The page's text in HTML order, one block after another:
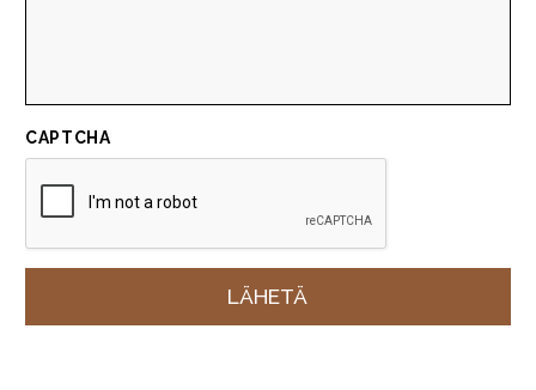
CAPTCHA